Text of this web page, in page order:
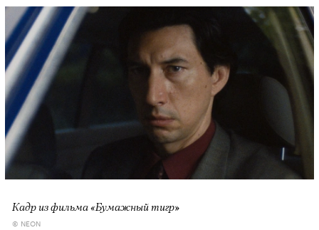
Кадр из фильма «Бумажный тигр»
© NEON